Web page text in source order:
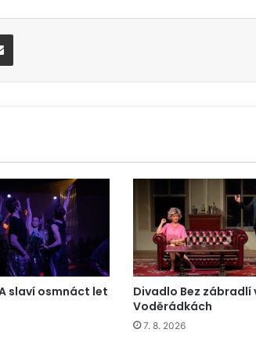
slaví osmnáct let
Divadlo Bez zábradlí
Voděrádkách
7. 8. 2026